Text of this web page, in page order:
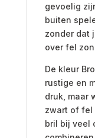
gevoelig
buiten
zonder dat
over fel
De kleur
rustige en
druk, maar
zwart of fel
bril bij veel